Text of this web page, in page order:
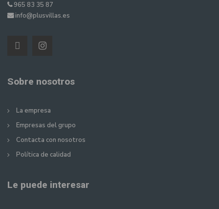
965 83 35 87
info@plusvillas.es
Sobre nosotros
La empresa
Empresas del grupo
Contacta con nosotros
Política de calidad
Le puede interesar